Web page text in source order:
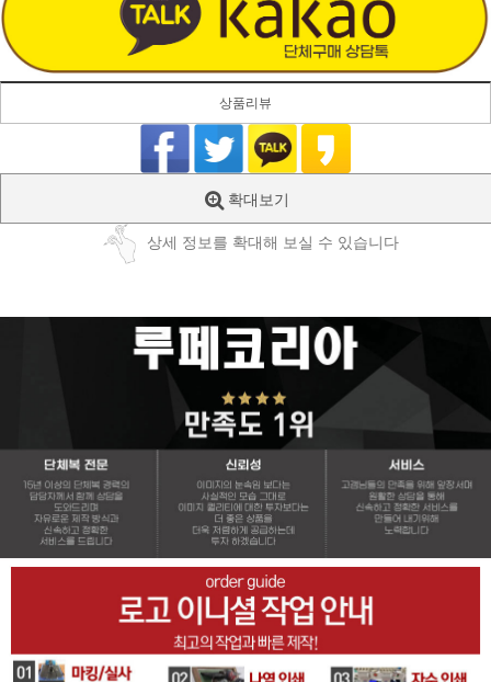
상품리뷰
확대보기
상세 정보를 확대해 보실 수 있습니다